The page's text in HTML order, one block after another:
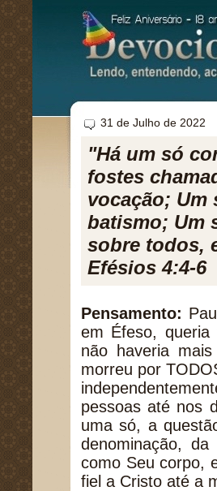
31 de Julho de 2022
"Há um só
fostes
vocação; Um
batismo; Um
sobre todos,
Efésios 4:4-6
Pensamento:
em Éfeso, queria
não haveria
morreu por
pessoas até nos
uma só, a
denominação,
como Seu corpo,
fiel a Cristo até a